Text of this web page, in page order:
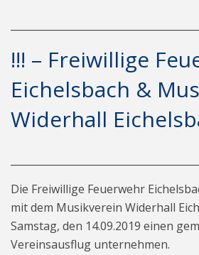
!!! – Freiwillige
Eichelsbach &
Widerhall
Die Freiwillige Feuerwehr
mit dem Musikverein Widerhall
Samstag, den 14.09.2019 einen
Vereinsausflug unternehmen.